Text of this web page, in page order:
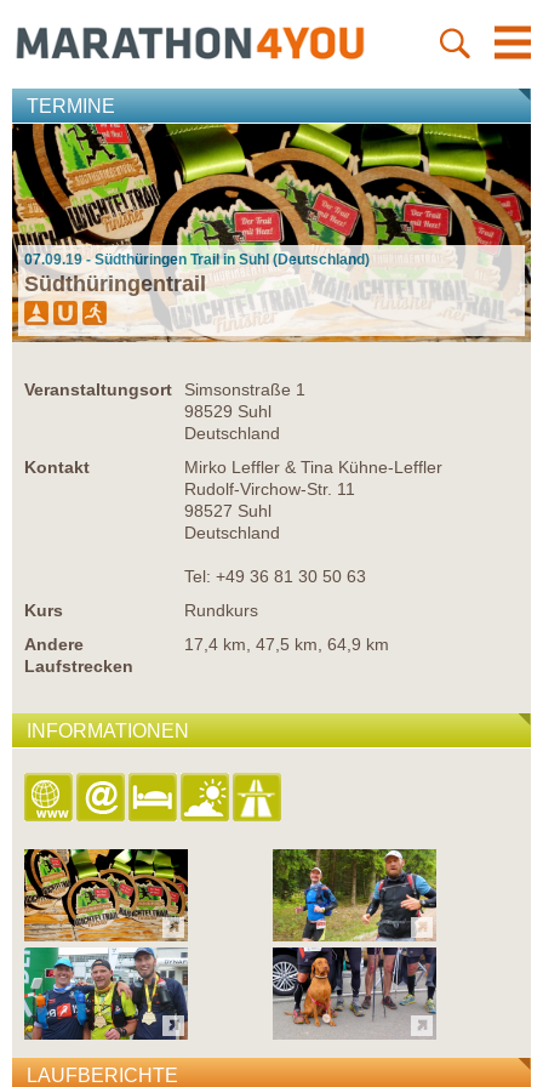
TERMINE
07.09.19 - Südthüringen Trail in Suhl (Deutschland)
Südthüringentrail
Veranstaltungsort
Simsonstraße 1
98529 Suhl
Deutschland
Kontakt
Mirko Leffler & Tina Kühne-Leffler
Rudolf-Virchow-Str. 11
98527 Suhl
Deutschland
Tel: +49 36 81 30 50 63
Kurs
Rundkurs
Andere
Laufstrecken
17,4 km, 47,5 km, 64,9 km
INFORMATIONEN
LAUFBERICHTE